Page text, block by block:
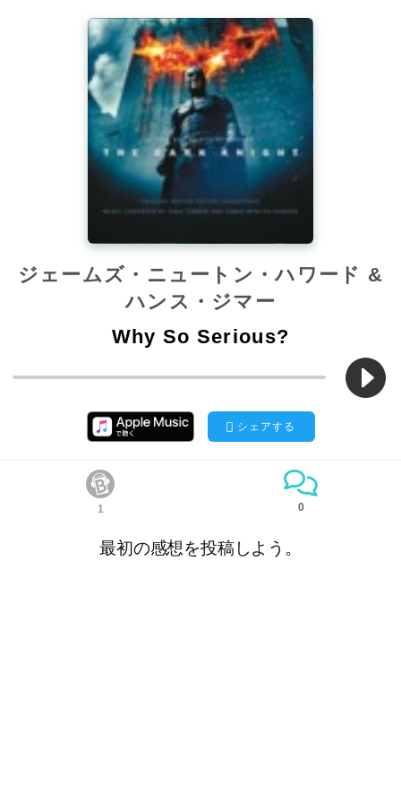
ジェームズ・ニュートン・ハワード &
ハンス・ジマー
Why So Serious?
シェアする
1 0
最初の感想を投稿しよう。